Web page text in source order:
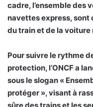
cadre, l’ensemble des
navettes express, sont
du train et de la
Pour suivre le rythme
protection, l’ONCF a
sous le slogan «
protéger », visant à